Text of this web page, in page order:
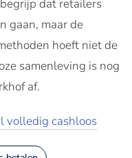
dat retailers
gaan, maar de
hoeft niet de
samenleving is nog
af.
volledig cashloos